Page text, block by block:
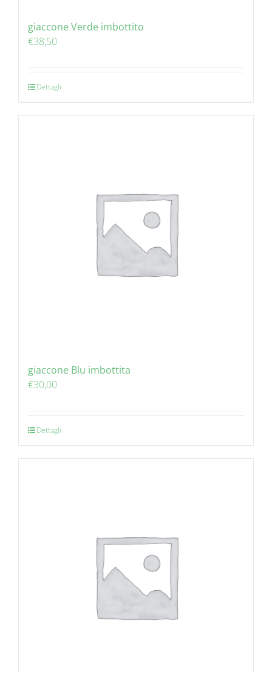
giaccone Verde imbottito
€38,50
Dettagli
giaccone Blu imbottita
€30,00
Dettagli